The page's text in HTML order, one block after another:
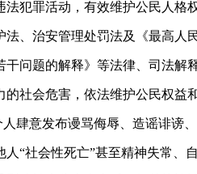
法犯罪活动，有效维护公民人
法、治安管理处罚法及《最高人
干问题的解释》等法律、司法解
的社会危害，依法维护公民权益
肆意发布谩骂侮辱、造谣诽谤
人“社会性死亡”甚至精神失常